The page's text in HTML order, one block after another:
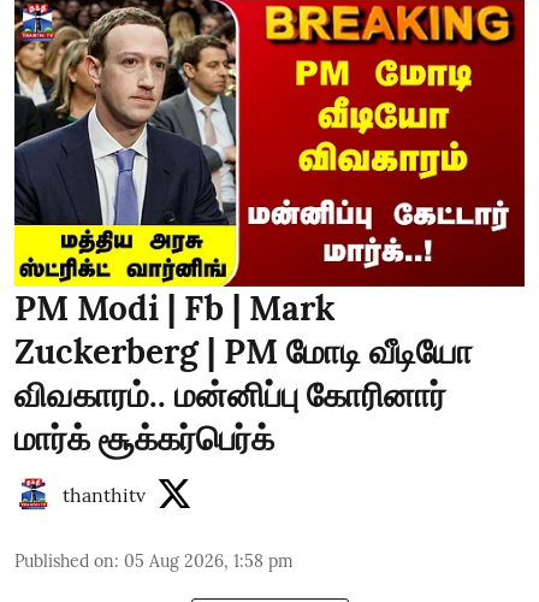
PM Modi | Fb | Mark
Zuckerberg | PM மோடி வீடியோ
விவகாரம்.. மன்னிப்பு கோரினார்
மார்க் சூக்கர்பெர்க்
thanthitv
Published on: 05 Aug 2026, 1:58 pm